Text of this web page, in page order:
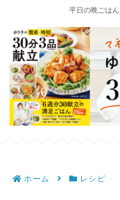
平日の晩ごは
ホーム レシピ